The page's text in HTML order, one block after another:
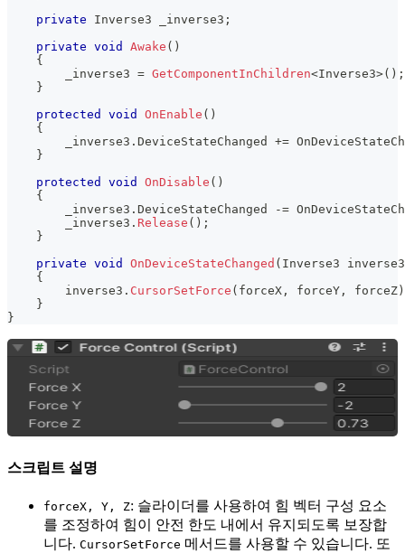
private
Inverse3 _inverse3 ;
private void Awake ( )
{
        _inverse3
= GetComponentInChildren<Inverse3>( ) ;
}
protected
void OnEnable ( )
{
        _inverse3
. DeviceStateChanged +=
}
protected
void OnDisable ( )
{
        _inverse3
. DeviceStateChanged -=
        _inverse3
. Release ( ) ;
}
private void OnDeviceStateChanged ( Inverse3 inverse3
{
        inverse3
. CursorSetForce ( forceX , forceY , forceZ )
}
}
스크립트 설명
forceX, Y, Z: 슬라이더를 사용하여 힘 벡터 구성 요소
를 조정하여 힘이 안전 한도 내에서 유지되도록 보장합
니다. CursorSetForce 메서드를 사용할 수 있습니다. 또